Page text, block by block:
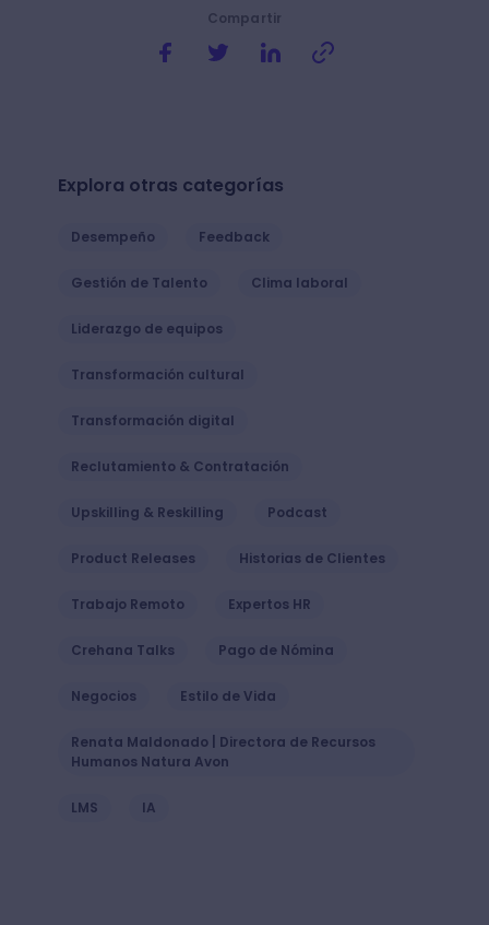
Compartir
Explora otras categorías
Desempeño Feedback
Gestión de Talento Clima laboral
Liderazgo de equipos
Transformación cultural
Transformación digital
Reclutamiento & Contratación
Upskilling & Reskilling Podcast
Product Releases Historias de Clientes
Trabajo Remoto Expertos HR
Crehana Talks Pago de Nómina
Negocios Estilo de Vida
Renata Maldonado | Directora de Recursos
Humanos Natura Avon
LMS IA